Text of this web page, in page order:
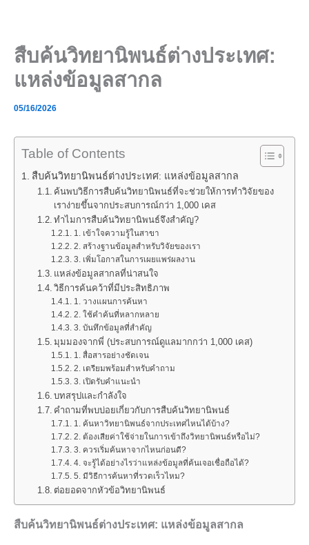
content
สืบค้นวิทยานิพนธ์ต่างประเทศ:
แหล่งข้อมูลสากล
05/16/2026
Table of Contents
สืบค้นวิทยานิพนธ์ต่างประเทศ: แหล่งข้อมูลสากล
ค้นพบวิธีการสืบค้นวิทยานิพนธ์ที่จะช่วยให้การทำวิจัยของ
เราง่ายขึ้นจากประสบการณ์กว่า 1,000 เคส
ทำไมการสืบค้นวิทยานิพนธ์จึงสำคัญ?
1. เข้าใจความรู้ในสาขา
2. สร้างฐานข้อมูลสำหรับวิจัยของเรา
3. เพิ่มโอกาสในการเผยแพร่ผลงาน
แหล่งข้อมูลสากลที่น่าสนใจ
วิธีการค้นคว้าที่มีประสิทธิภาพ
1. วางแผนการค้นหา
2. ใช้คำค้นที่หลากหลาย
3. บันทึกข้อมูลที่สำคัญ
มุมมองจากพี่ (ประสบการณ์ดูแลมากกว่า 1,000 เคส)
1. สื่อสารอย่างชัดเจน
2. เตรียมพร้อมสำหรับคำถาม
3. เปิดรับคำแนะนำ
บทสรุปและกำลังใจ
คำถามที่พบบ่อยเกี่ยวกับการสืบค้นวิทยานิพนธ์
1. ค้นหาวิทยานิพนธ์จากประเทศไหนได้บ้าง?
2. ต้องเสียค่าใช้จ่ายในการเข้าถึงวิทยานิพนธ์หรือไม่?
3. ควรเริ่มค้นหาจากไหนก่อนดี?
4. จะรู้ได้อย่างไรว่าแหล่งข้อมูลที่ค้นเจอเชื่อถือได้?
5. มีวิธีการค้นหาที่รวดเร็วไหม?
ต่อยอดจากหัวข้อวิทยานิพนธ์
สืบค้นวิทยานิพนธ์ต่างประเทศ: แหล่งข้อมูลสากล